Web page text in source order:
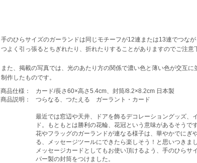
手のひらサイズのガーランドは同じモチーフが12連または13連でつなが
つよく引っ張るとちぎれたり、折れたりすることがありますのでご注意
また、掲載の写真では、光のあたり方の関係で濃い色と薄い色が交互
制作したものです。
商品仕様：
カード/長さ60×高さ5.4cm、封筒/8.2×8.2cm 日本製
商品説明：
つらなる、つたえる ガーラント・カード
最近では窓辺や天井、ドアを飾るデコレーショングッズ
ド。もともとは勝利の花輪、花冠という意味があるそうです
花やフラッグのガーランドが連なる様子は、華やかでにぎ
る、メッセージツールにできたら楽しそう！と思いつき
メッセージカードとしてもお使い頂けるよう、手のひら
パー製の封筒をつけました。